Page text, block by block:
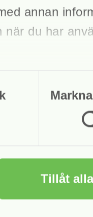
annan
när du har
Tillåt alla